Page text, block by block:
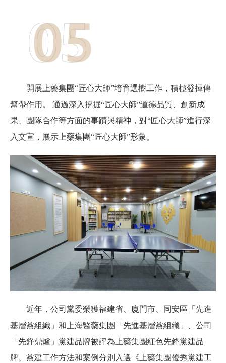
開展上藥集團“匠心大師”培育選樹工作，積極發揮傳
幫帶作用。 通過深入挖掘“匠心大師”道德品質、創新成
果、團隊合作等方面的事蹟與精神，對“匠心大師”進行深
入文宣，展示上藥集團“匠心大師”形象。
近年，公司黨委榮獲福建省、廈門市、同安區「先進
基層黨組織」和上海醫藥集團「先進基層黨組織」、公司
「先鋒鼎爐」黨建品牌被評為上藥集團紅色先鋒黨建品
牌、黨建工作方法和案例分別入選《上藥集團優秀黨建工